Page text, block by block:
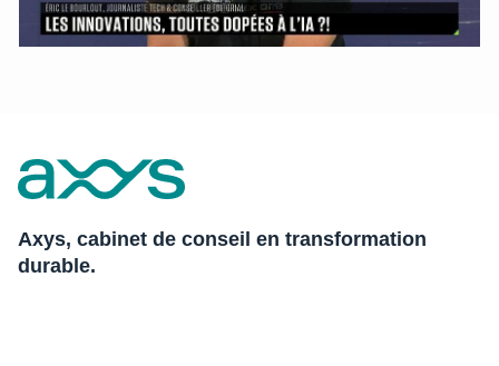
Axys, cabinet de conseil en transformation
durable.